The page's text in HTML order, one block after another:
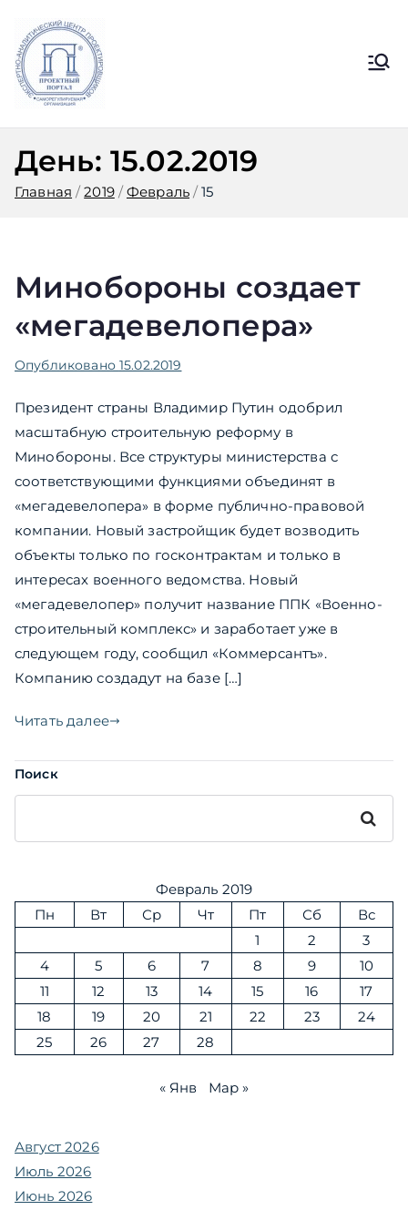
содержимому
ЭАЦП
«Проектный
портал»
День: 15.02.2019
Главная 2019 Февраль 15
Минобороны создает
«мегадевелопера»
Опубликовано 15.02.2019
Президент страны Владимир Путин одобрил
масштабную строительную реформу в
Минобороны. Все структуры министерства с
соответствующими функциями объединят в
«мегадевелопера» в форме публично-правовой
компании. Новый застройщик будет возводить
объекты только по госконтрактам и только в
интересах военного ведомства. Новый
«мегадевелопер» получит название ППК «Военно-
строительный комплекс» и заработает уже в
следующем году, сообщил «Коммерсантъ».
Компанию создадут на базе […]
Читать далее
Поиск
Поиск
Февраль 2019
Пн
Вт Ср Чт Пт Сб
Вс
1
2
3
4
5 6 7 8 9
10
11
12 13 14 15 16
17
18
19 20 21 22 23
24
25
26 27 28
« Янв Мар »
Август 2026
Июль 2026
Июнь 2026